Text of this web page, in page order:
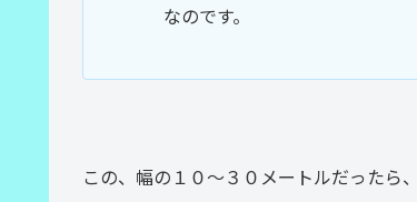
なのです。
この、幅の１０～３０メートルだったら